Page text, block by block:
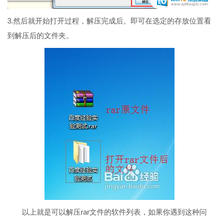
3.然后就开始打开过程，解压完成后。即可在选定的存放位置看
到解压后的文件夹。
以上就是可以解压rar文件的软件列表，如果你遇到这种问